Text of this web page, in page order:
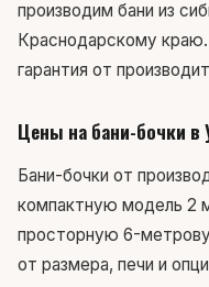
производим бани из
Краснодарскому краю.
гарантия от
Цены на бани-бочки в
Бани-бочки от
компактную модель 2
просторную 6-
от размера, печи и